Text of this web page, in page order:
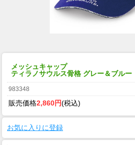
メッシュキャップ
ティラノサウルス骨格 グレー＆ブルー
983348
販売価格2,860円(税込)
お気に入りに登録